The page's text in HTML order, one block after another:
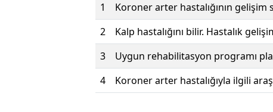
1
Koroner arter hastalığının gelişim
2
Kalp hastalığını bilir. Hastalık
3
Uygun rehabilitasyon programı
4
Koroner arter hastalığıyla ilgili